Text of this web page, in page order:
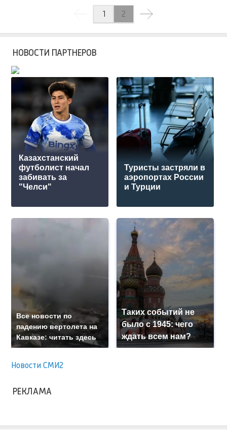
1 2
НОВОСТИ ПАРТНЕРОВ
Казахстанский
футболист начал
забивать за
"Челси"
Туристы застряли в
аэропортах России
и Турции
Все новости по
падению вертолета на
Кавказе: читать здесь
Таких событий не
было с 1945: чего
ждать всем нам?
Новости СМИ2
РЕКЛАМА